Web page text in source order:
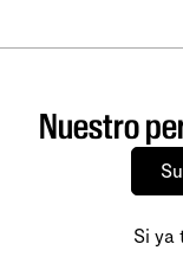
Nuestro
Si ya